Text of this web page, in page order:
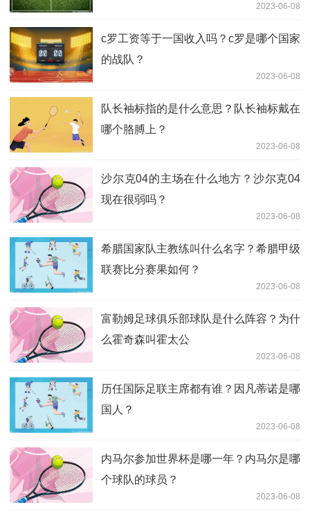
2023-06-08
c罗工资等于一国收入吗？c罗是哪个国家
的战队？
2023-06-08
队长袖标指的是什么意思？队长袖标戴在
哪个胳膊上？
2023-06-08
沙尔克04的主场在什么地方？沙尔克04
现在很弱吗？
2023-06-08
希腊国家队主教练叫什么名字？希腊甲级
联赛比分赛果如何？
2023-06-08
富勒姆足球俱乐部球队是什么阵容？为什
么霍奇森叫霍太公
2023-06-08
历任国际足联主席都有谁？因凡蒂诺是哪
国人？
2023-06-08
内马尔参加世界杯是哪一年？内马尔是哪
个球队的球员？
2023-06-08